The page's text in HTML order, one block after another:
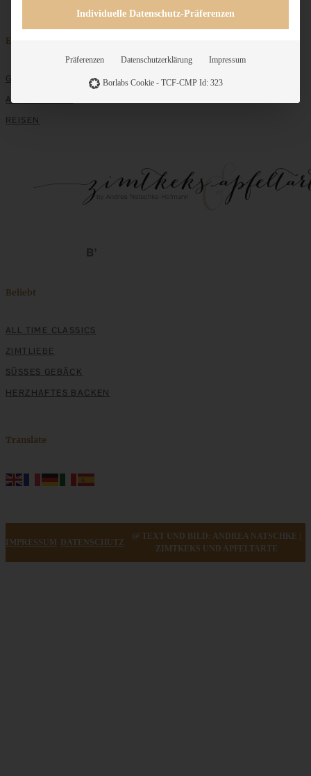
Entdecken
GRUNDLAGEN
ALLE REZEPTE
REISEN
Beliebt
ALL TIME CLASSICS
ZIMTLIEBE
SÜSSES GEBÄCK
HERZHAFTES BACKEN
Translate
IMPRESSUM DATENSCHUTZ
@ TEXT UND BILD: ANDREA NATSCHKE |
ZIMTKEKS UND APFELTARTE
Individuelle Datenschutz-Präferenzen
Präferenzen Datenschutzerklärung Impressum
Borlabs Cookie - TCF-CMP Id: 323